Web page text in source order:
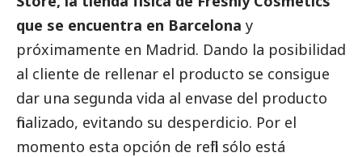
que se encuentra en Barcelona y
próximamente en Madrid. Dando la posibilidad
al cliente de rellenar el producto se consigue
dar una segunda vida al envase del producto
finalizado, evitando su desperdicio. Por el
momento esta opción de refill sólo está